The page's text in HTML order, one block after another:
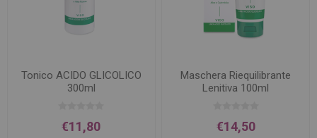
Tonico ACIDO GLICOLICO
300ml
€11,80
Maschera Riequilibrante
Lenitiva 100ml
€14,50